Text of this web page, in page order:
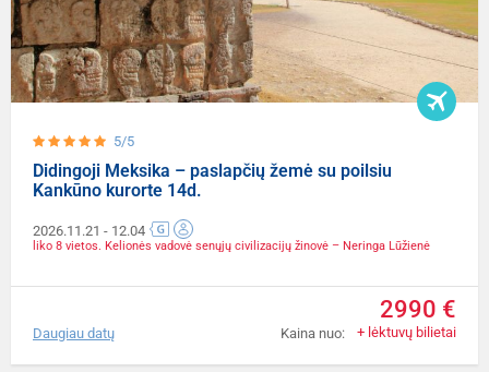
5/5
Didingoji Meksika – paslapčių žemė su poilsiu
Kankūno kurorte 14d.
2026.11.21 - 12.04
liko 8 vietos. Kelionės vadovė senųjų civilizacijų žinovė – Neringa Lūžienė
Kaina nuo:
2990 €
+ lėktuvų bilietai
Daugiau datų